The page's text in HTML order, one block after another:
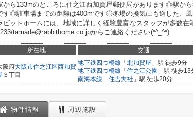
から133mのところに住之江西加賀屋郵便局があります◎駅か
す◎駐車場までの距離は400mです◎冬場の換気にも適した、
ビットホームには、地域に詳しく経験豊富なスタッフが多数
tamade@rabbithome.co.jpからご連絡ください(*^_^*)
所在地 交通
阪府大阪市住之江区西加賀
３丁目
地下鉄四つ橋線 「 北加賀屋 」駅 徒歩9分
地下鉄四つ橋線 「 住之江公園 」駅 徒歩13
南海本線 「 住吉大社 」駅 徒歩20分
物件情報 周辺施設